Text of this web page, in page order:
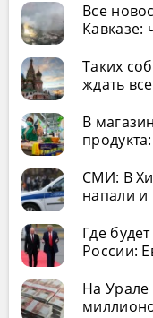
Все
Кавказе:
Таких
ждать
В
СМИ: В
напали и
Где
России:
На Урале